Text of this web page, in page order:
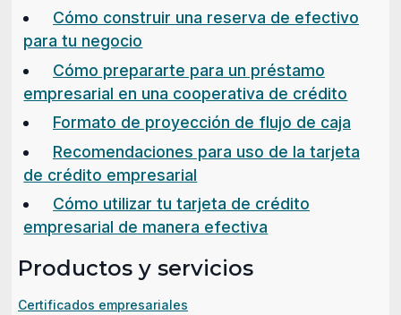
Cómo construir una reserva de efectivo
para tu negocio
Cómo prepararte para un préstamo
empresarial en una cooperativa de crédito
Formato de proyección de flujo de caja
in
Recomendaciones para uso de la tarjeta
de crédito empresarial
in
a
window)
Cómo utilizar tu tarjeta de crédito
empresarial de manera efectiva
Productos y servicios
Certificados empresariales